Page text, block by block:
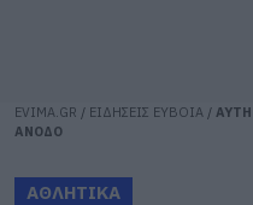
EVIMA.GR / ΕΙΔΗΣΕΙΣ ΕΥΒΟΙΑ /
ΑΝΟΔΟ
ΑΘΛΗΤΙΚΑ